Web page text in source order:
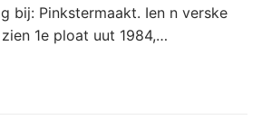
bij: Pinkstermaakt. Ien n verske
1e ploat uut 1984,…